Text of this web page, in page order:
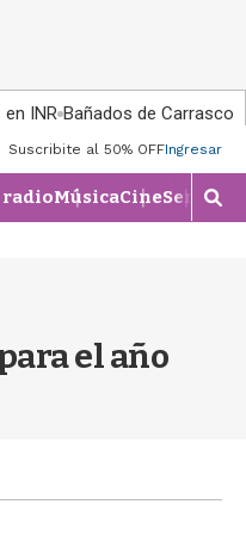
INR Bañados de Carrasco
Suscribite al 50% OFFIngresar
radioMúsicaCineSeries
M
o
e
el año